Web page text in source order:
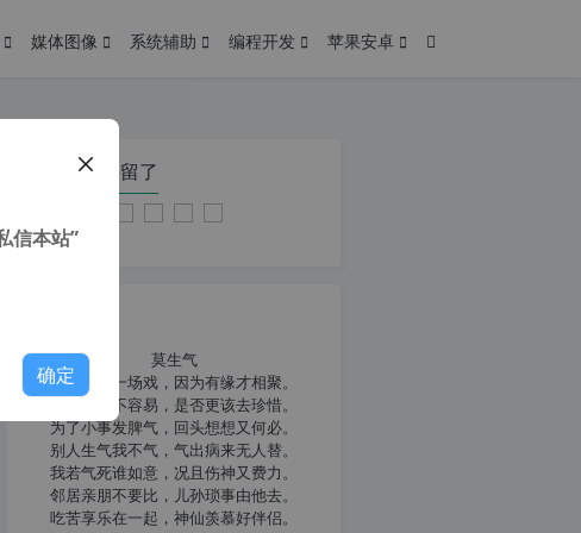
媒体图像 系统辅助 编程开发 苹果安卓
您在本页停留了
莫生气
人生就像一场戏，因为有缘才相聚。
相扶到老不容易，是否更该去珍惜。
为了小事发脾气，回头想想又何必。
别人生气我不气，气出病来无人替。
我若气死谁如意，况且伤神又费力。
邻居亲朋不要比，儿孙琐事由他去。
吃苦享乐在一起，神仙羡慕好伴侣。
信本站”
确定